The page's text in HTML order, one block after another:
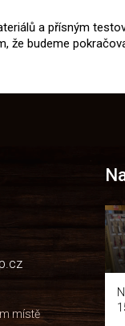
a přísným
že budeme
místě